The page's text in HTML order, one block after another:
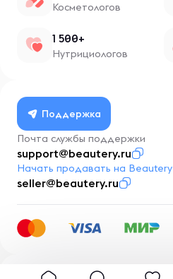
Косметологов
1 500+
Нутрициологов
Поддержка
Почта службы поддержки
support@beautery.ru
Начать продавать на Beautery
seller@beautery.ru